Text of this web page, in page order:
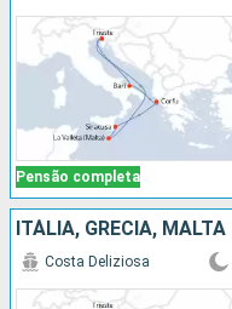
Pensão completa
ITÁLIA, GRÉCIA, MALTA
Costa Deliziosa